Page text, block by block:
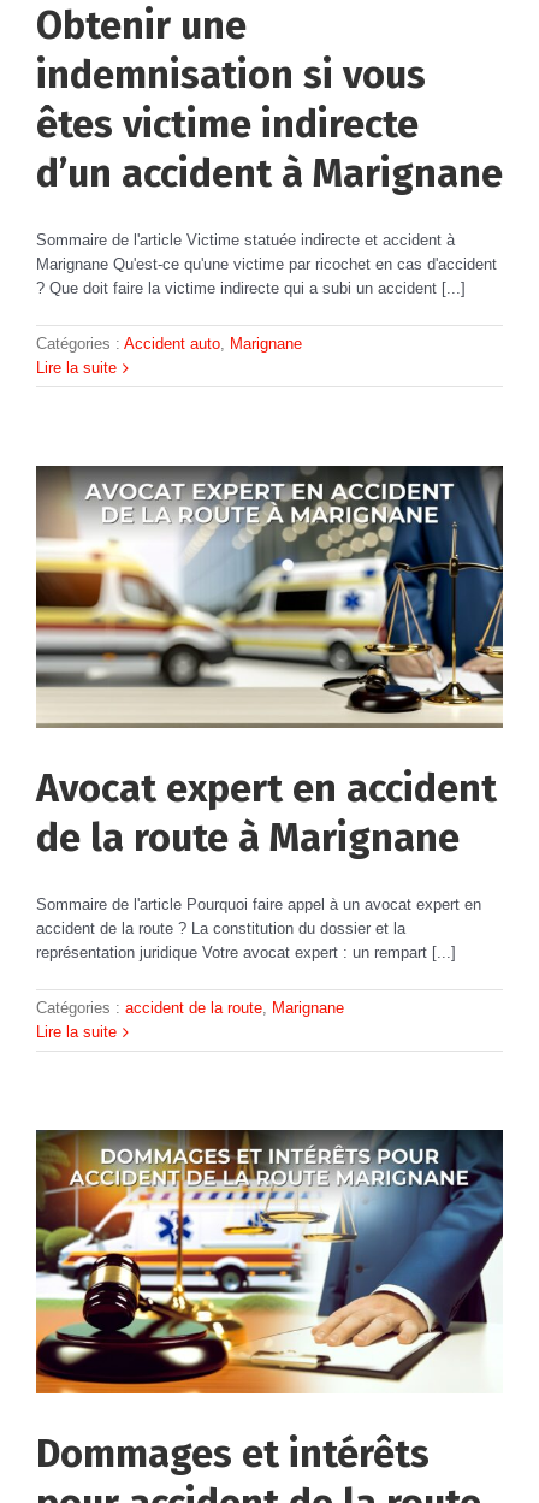
Obtenir une
indemnisation si vous
êtes victime indirecte
d’un accident à Marignane
Sommaire de l'article Victime statuée indirecte et accident à
Marignane Qu'est-ce qu'une victime par ricochet en cas d'accident
? Que doit faire la victime indirecte qui a subi un accident [...]
Catégories : Accident auto Marignane
Lire la suite
Avocat expert en accident
de la route à Marignane
Sommaire de l'article Pourquoi faire appel à un avocat expert en
accident de la route ? La constitution du dossier et la
représentation juridique Votre avocat expert : un rempart [...]
Catégories : accident de la route, Marignane
Lire la suite
Dommages et intérêts